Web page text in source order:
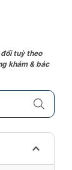
tuỳ theo
khám & bác